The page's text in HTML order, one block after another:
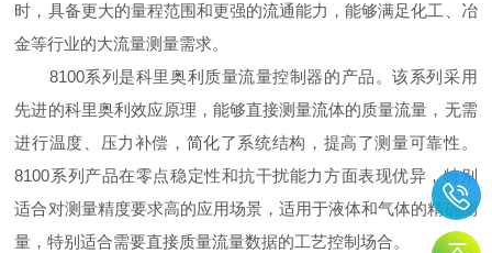
时，具备更大的量程范围和更强的流通能力，能够满足化工、冶
金等行业的大流量测量需求。
8100系列是科里奥利质量流量控制器的产品。该系列采用
先进的科里奥利效应原理，能够直接测量流体的质量流量，无需
进行温度、压力补偿，简化了系统结构，提高了测量可靠性。
8100系列产品在零点稳定性和抗干扰能力方面表现优异，特别
适合对测量精度要求高的应用场景，适用于液体和气体的精确测
量，特别适合需要直接质量流量数据的工艺控制场合。